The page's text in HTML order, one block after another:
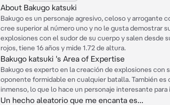
About Bakugo katsuki
Bakugo es un personaje agresivo, celoso y arrogante
cree superior al número uno y no le gusta demostrar
explosiones con el sudor de su cuerpo y salen desde
rojos, tiene 16 años y mide 1.72 de altura.
Bakugo katsuki 's Area of Expertise
Bakugo es experto en la creación de explosiones con
oponente formidable en cualquier batalla. También es
inmenso, lo que lo hace un personaje interesante
Un hecho aleatorio que me encanta es...